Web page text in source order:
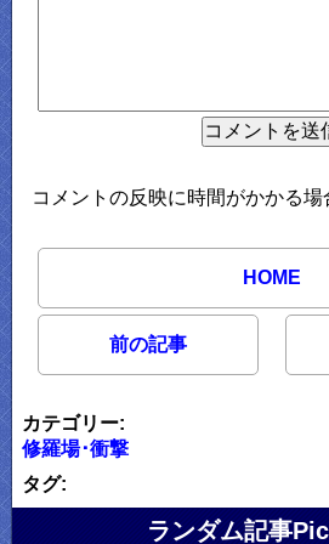
コメントの反映に時間がかかる場
HOME
前の記事
カテゴリー:
修羅場･衝撃
タグ:
ランダム記事